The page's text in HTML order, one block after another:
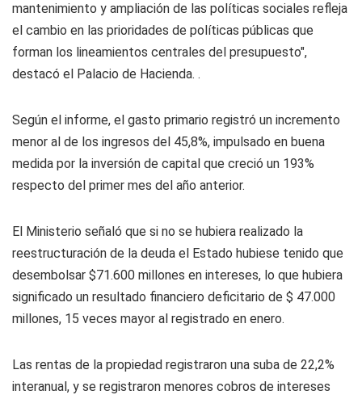
mantenimiento y ampliación de las políticas sociales refleja
el cambio en las prioridades de políticas públicas que
forman los lineamientos centrales del presupuesto",
destacó el Palacio de Hacienda. .
Según el informe, el gasto primario registró un incremento
menor al de los ingresos del 45,8%, impulsado en buena
medida por la inversión de capital que creció un 193%
respecto del primer mes del año anterior.
El Ministerio señaló que si no se hubiera realizado la
reestructuración de la deuda el Estado hubiese tenido que
desembolsar $71.600 millones en intereses, lo que hubiera
significado un resultado financiero deficitario de $ 47.000
millones, 15 veces mayor al registrado en enero.
Las rentas de la propiedad registraron una suba de 22,2%
interanual, y se registraron menores cobros de intereses